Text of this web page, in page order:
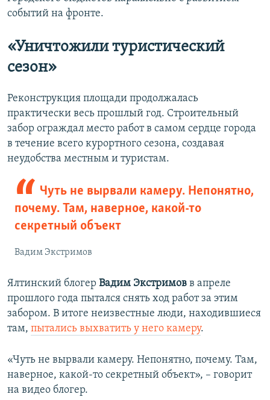
событий на фронте.
«Уничтожили туристический
сезон»
Реконструкция площади продолжалась
практически весь прошлый год. Строительный
забор ограждал место работ в самом сердце города
в течение всего курортного сезона, создавая
неудобства местным и туристам.
Чуть не вырвали камеру. Непонятно,
почему. Там, наверное, какой-то
секретный объект
Вадим Экстримов
Ялтинский блогер Вадим Экстримов в апреле
прошлого года пытался снять ход работ за этим
забором. В итоге неизвестные люди, находившиеся
там, пытались выхватить у него камеру.
«Чуть не вырвали камеру. Непонятно, почему. Там,
наверное, какой-то секретный объект», – говорит
на видео блогер.